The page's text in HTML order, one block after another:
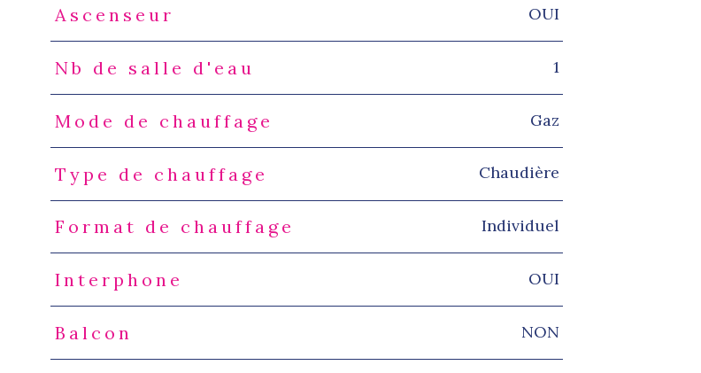
Ascenseur OUI
Nb de salle d'eau 1
Mode de chauffage Gaz
Type de chauffage Chaudière
Format de chauffage Individuel
Interphone OUI
Balcon NON